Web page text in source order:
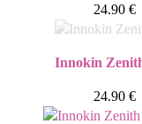
24.90 €
Innokin
24.90 €